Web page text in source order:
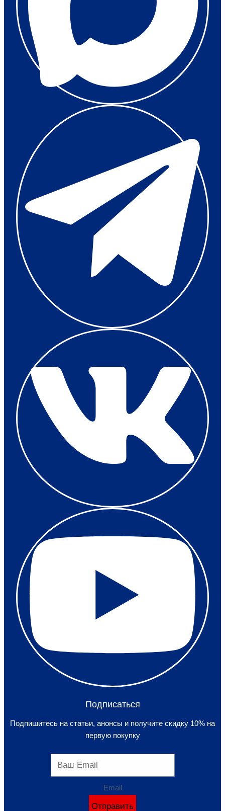
Подписаться
Подпишитесь на статьи, анонсы и получите скидку 10% на
первую покупку
Email
Отправить